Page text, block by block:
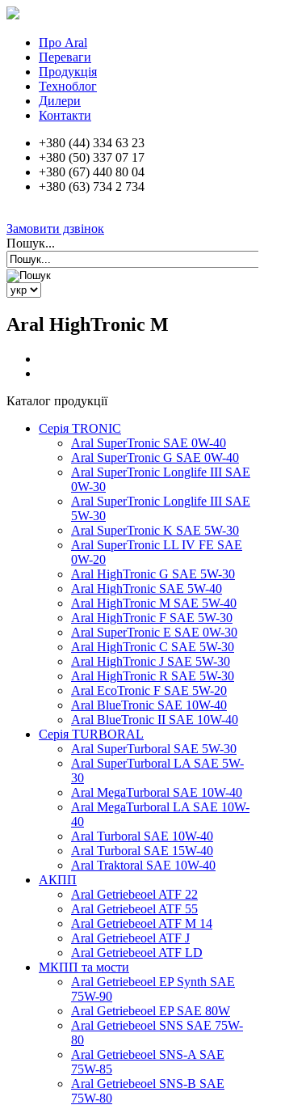
Про Aral
Переваги
Продукція
Техноблог
Дилери
Контакти
+380 (44) 334 63 23
+380 (50) 337 07 17
+380 (67) 440 80 04
+380 (63) 734 2 734
Замовити дзвінок
Пошук...
Aral HighTronic M
Каталог продукції
Серія TRONIC
Aral SuperTronic SAE 0W-40
Aral SuperTronic G SAE 0W-40
Aral SuperTronic Longlife III SAE
0W-30
Aral SuperTronic Longlife III SAE
5W-30
Aral SuperTronic K SAE 5W-30
Aral SuperTronic LL IV FE SAE
0W-20
Aral HighTronic G SAE 5W-30
Aral HighTronic SAE 5W-40
Aral HighTronic M SAE 5W-40
Aral HighTronic F SAE 5W-30
Aral SuperTronic E SAE 0W-30
Aral HighTronic C SAE 5W-30
Aral HighTronic J SAE 5W-30
Aral HighTronic R SAE 5W-30
Aral EcoTronic F SAE 5W-20
Aral BlueTronic SAE 10W-40
Aral BlueTronic II SAE 10W-40
Серія TURBORAL
Aral SuperTurboral SAE 5W-30
Aral SuperTurboral LA SAE 5W-
30
Aral MegaTurboral SAE 10W-40
Aral MegaTurboral LA SAE 10W-
40
Aral Turboral SAE 10W-40
Aral Turboral SAE 15W-40
Aral Traktoral SAE 10W-40
АКПП
Aral Getriebeoel ATF 22
Aral Getriebeoel ATF 55
Aral Getriebeoel ATF М 14
Aral Getriebeoel ATF J
Aral Getriebeoel ATF LD
МКПП та мости
Aral Getriebeoel EP Synth SAE
75W-90
Aral Getriebeoel EP SAE 80W
Aral Getriebeoel SNS SAE 75W-
80
Aral Getriebeoel SNS-A SAE
75W-85
Aral Getriebeoel SNS-B SAE
75W-80